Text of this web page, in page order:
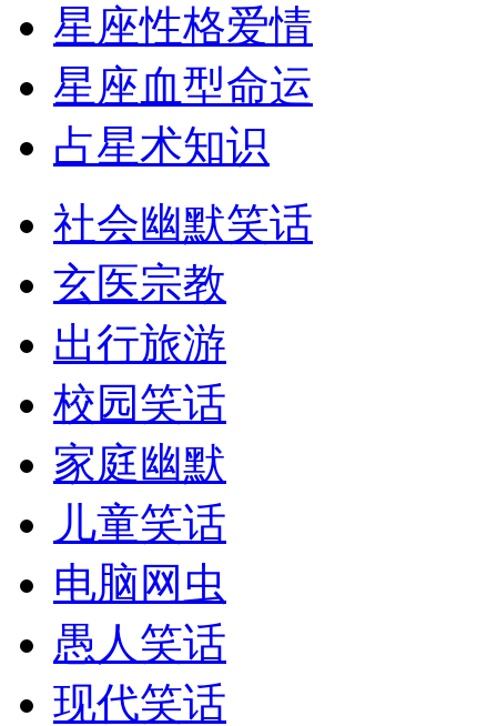
星座性格爱情
星座血型命运
占星术知识
社会幽默笑话
玄医宗教
出行旅游
校园笑话
家庭幽默
儿童笑话
电脑网虫
愚人笑话
现代笑话